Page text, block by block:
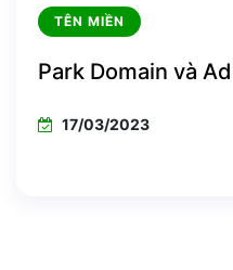
TÊN MIỀN
Park Domain và
17/03/2023